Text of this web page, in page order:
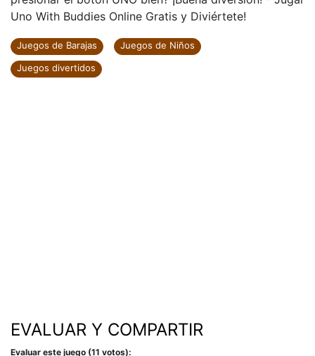
Uno With Buddies Online Gratis y Diviértete!
Juegos de Barajas
Juegos de Niños
Juegos divertidos
EVALUAR Y COMPARTIR
Evaluar este juego (11 votos):